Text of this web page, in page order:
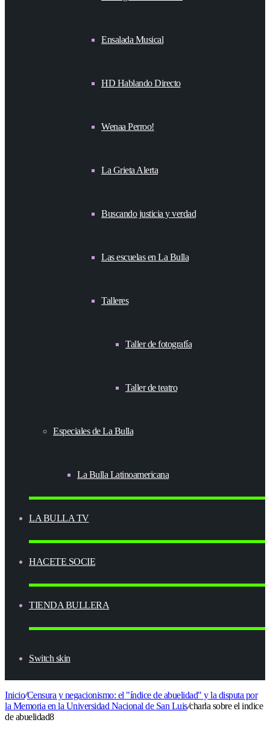
Ensalada Musical
HD Hablando Directo
Wenaa Perroo!
La Grieta Alerta
Buscando justicia y verdad
Las escuelas en La Bulla
Talleres
Taller de fotografía
Taller de teatro
Especiales de La Bulla
La Bulla Latinoamericana
LA BULLA TV
HACETE SOCIE
TIENDA BULLERA
Switch skin
Inicio/Censura y negacionismo: el "índice de abuelidad" y la disputa por
la Memoria en la Universidad Nacional de San Luis/charla sobre el indice
de abuelidad8